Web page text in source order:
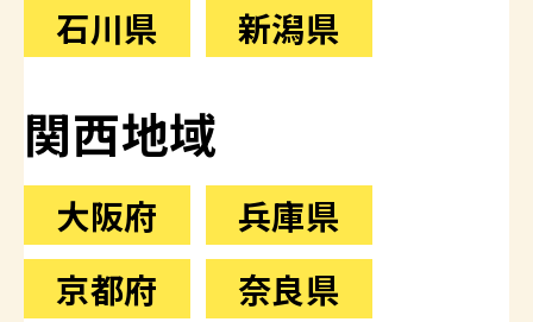
石川県
新潟県
関西地域
大阪府
兵庫県
京都府
奈良県